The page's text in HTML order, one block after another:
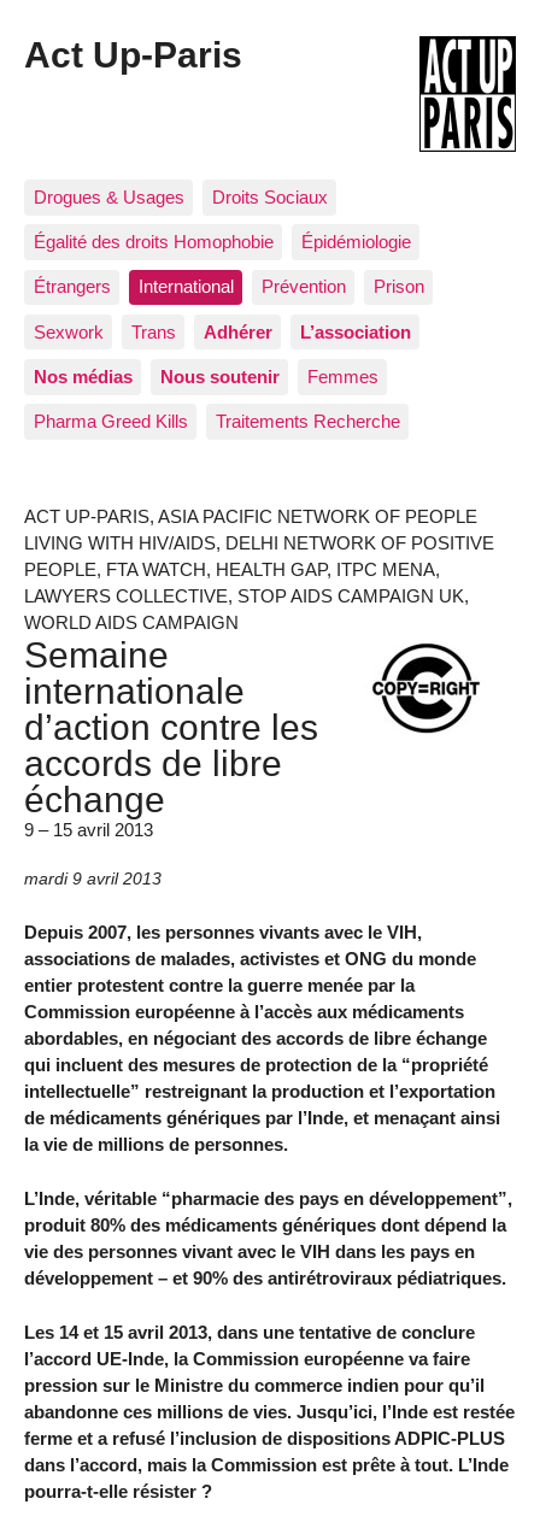
Act Up-Paris
Drogues & Usages Droits Sociaux
Égalité des droits Homophobie Épidémiologie
Étrangers International Prévention Prison
Sexwork Trans Adhérer L’association
Nos médias Nous soutenir Femmes
Pharma Greed Kills Traitements Recherche
ACT UP-PARIS, ASIA PACIFIC NETWORK OF PEOPLE
LIVING WITH HIV/AIDS, DELHI NETWORK OF POSITIVE
PEOPLE, FTA WATCH, HEALTH GAP, ITPC MENA,
LAWYERS COLLECTIVE, STOP AIDS CAMPAIGN UK,
WORLD AIDS CAMPAIGN
Semaine
internationale
d’action contre les
accords de libre
échange
9 – 15 avril 2013
mardi 9 avril 2013
Depuis 2007, les personnes vivants avec le VIH,
associations de malades, activistes et ONG du monde
entier protestent contre la guerre menée par la
Commission européenne à l’accès aux médicaments
abordables, en négociant des accords de libre échange
qui incluent des mesures de protection de la “propriété
intellectuelle” restreignant la production et l’exportation
de médicaments génériques par l’Inde, et menaçant ainsi
la vie de millions de personnes.
L’Inde, véritable “pharmacie des pays en développement”,
produit 80% des médicaments génériques dont dépend la
vie des personnes vivant avec le VIH dans les pays en
développement – et 90% des antirétroviraux pédiatriques.
Les 14 et 15 avril 2013, dans une tentative de conclure
l’accord UE-Inde, la Commission européenne va faire
pression sur le Ministre du commerce indien pour qu’il
abandonne ces millions de vies. Jusqu’ici, l’Inde est restée
ferme et a refusé l’inclusion de dispositions ADPIC-PLUS
dans l’accord, mais la Commission est prête à tout. L’Inde
pourra-t-elle résister ?